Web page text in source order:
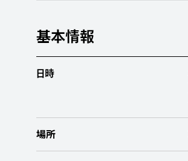
基本情報
日時
場所